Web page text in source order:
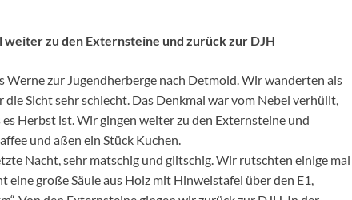
weiter zu den Externsteine und zurück zur DJH
zur Jugendherberge nach Detmold. Wir wanderten als
Sicht sehr schlecht. Das Denkmal war vom Nebel verhüllt,
Herbst ist. Wir gingen weiter zu den Externsteine und
und aßen ein Stück Kuchen.
Nacht, sehr matschig und glitschig. Wir rutschten einige mal
eine große Säule aus Holz mit Hinweistafel über den E1,